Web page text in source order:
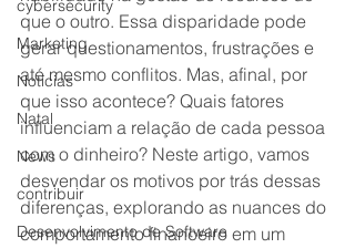
cybersecurity
Marketing
Notícias
Natal
News
contribuir
Desenvolvimento de Software
que o outro. Essa disparidade pode
gerar questionamentos, frustrações e
até mesmo conflitos. Mas, afinal, por
que isso acontece? Quais fatores
influenciam a relação de cada pessoa
com o dinheiro? Neste artigo, vamos
desvendar os motivos por trás dessas
diferenças, explorando as nuances do
comportamento financeiro em um